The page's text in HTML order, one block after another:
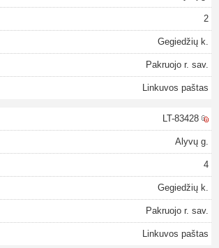
2
Gegiedžių k.
Pakruojo r. sav.
Linkuvos paštas
LT-83428
Alyvų g.
4
Gegiedžių k.
Pakruojo r. sav.
Linkuvos paštas